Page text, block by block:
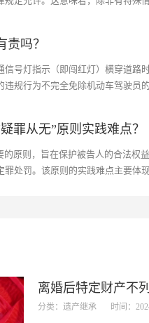
吗？
号灯指示（即闯红灯）横穿道路
规行为不完全免除机动车驾驶员
罪从无”原则实践难点？
原则，旨在保护被告人的合法权
罪处罚。该原则的实践难点主要体
离婚后特定财产不
围？
分类：遗产继承 时间：